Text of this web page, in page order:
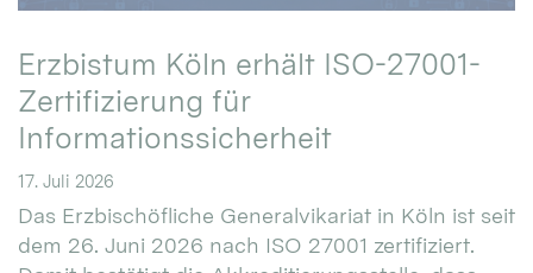
Erzbistum Köln erhält ISO-27001-
Zertifizierung für
Informationssicherheit
17. Juli 2026
Das Erzbischöfliche Generalvikariat in Köln ist seit
dem 26. Juni 2026 nach ISO 27001 zertifiziert.